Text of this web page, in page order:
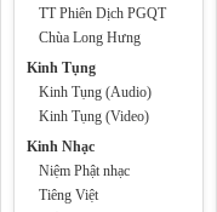
TT Phiên Dịch PGQT
Chùa Long Hưng
Kinh Tụng
Kinh Tụng (Audio)
Kinh Tụng (Video)
Kinh Nhạc
Niệm Phật nhạc
Tiêng Việt